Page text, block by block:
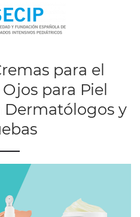
para el
para Piel
Dermatólogos y